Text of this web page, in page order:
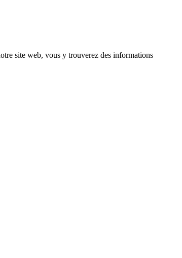
site web, vous y trouverez des informations